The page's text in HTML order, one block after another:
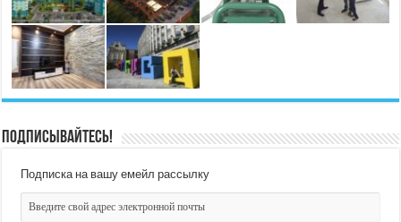
Подписывайтесь!
Подписка на вашу емейл рассылку